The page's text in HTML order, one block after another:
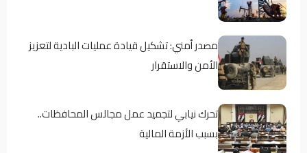
مصدر أمني: تشكيل قيادة عمليات البادية لتعزيز
الأمن والاستقرار
تحرك نيابي لتجميد عمل مجالس المحافظات..
بسبب الأزمة المالية